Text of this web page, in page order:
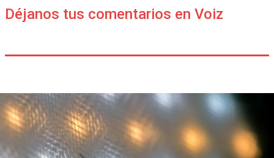
Déjanos tus comentarios en Voiz